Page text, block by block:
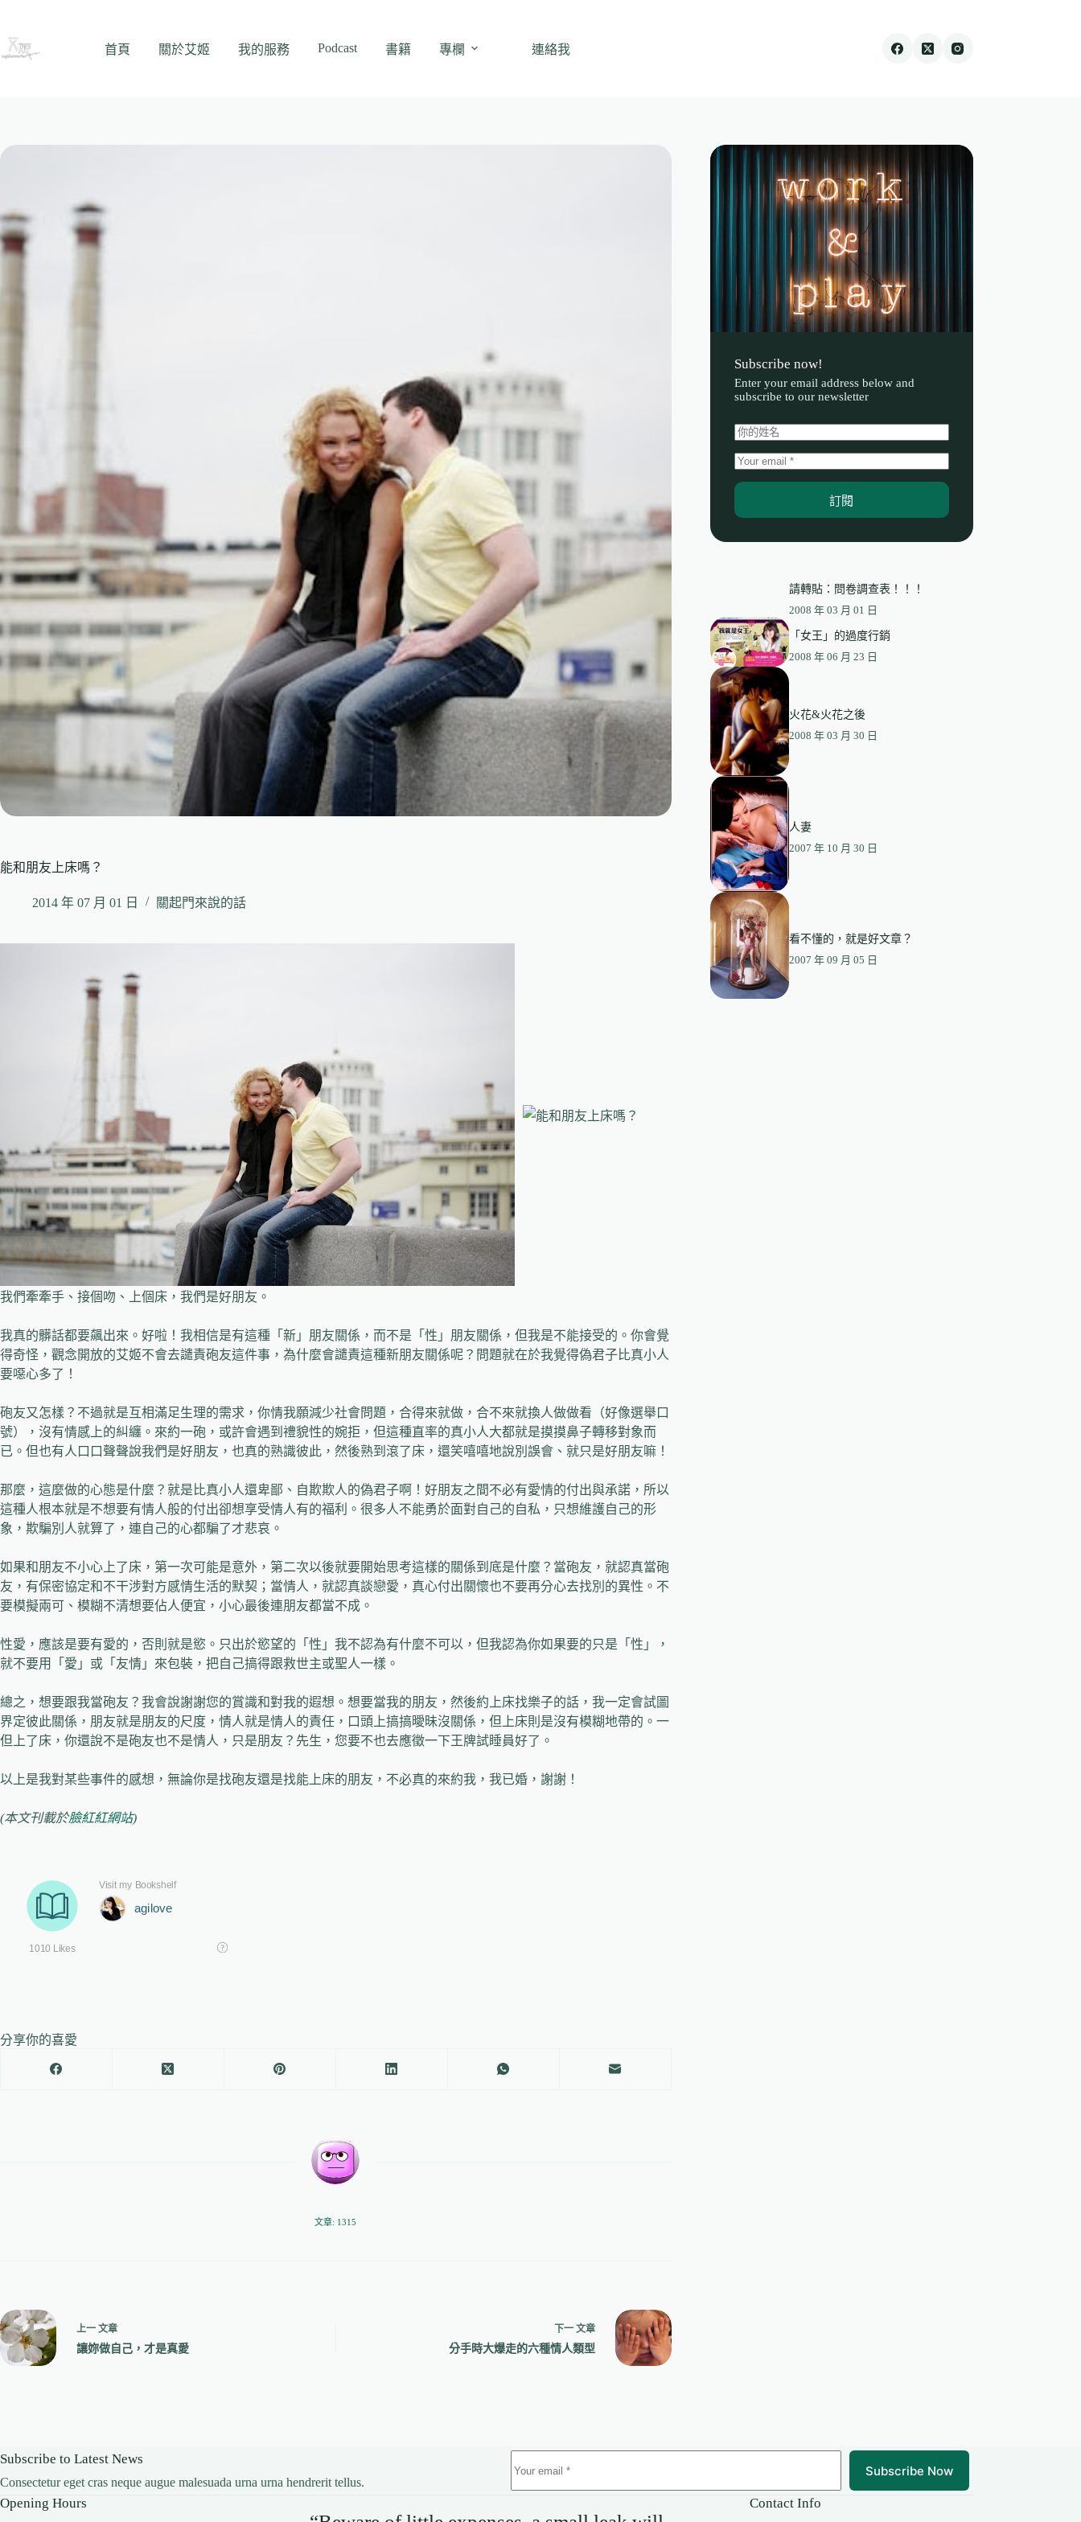
主
首頁 關於艾姬 我的服務 Podcast 書籍 專欄 連絡我
能和朋友上床嗎？
2014 年 07 月 01 日 關起門來說的話
我們牽牽手、接個吻、上個床，我們是好朋友。
我真的髒話都要飆出來。好啦！我相信是有這種「新」朋友關係，而不是「性」朋友關係，但我是不能接受的。你會覺
得奇怪，觀念開放的艾姬不會去譴責砲友這件事，為什麼會譴責這種新朋友關係呢？問題就在於我覺得偽君子比真小人
要噁心多了！
砲友又怎樣？不過就是互相滿足生理的需求，你情我願減少社會問題，合得來就做，合不來就換人做做看（好像選舉口
號），沒有情感上的糾纏。來約一砲，或許會遇到禮貌性的婉拒，但這種直率的真小人大都就是摸摸鼻子轉移對象而
已。但也有人口口聲聲說我們是好朋友，也真的熟識彼此，然後熟到滾了床，還笑嘻嘻地說別誤會、就只是好朋友嘛！
那麼，這麼做的心態是什麼？就是比真小人還卑鄙、自欺欺人的偽君子啊！好朋友之間不必有愛情的付出與承諾，所以
這種人根本就是不想要有情人般的付出卻想享受情人有的福利。很多人不能勇於面對自己的自私，只想維護自己的形
象，欺騙別人就算了，連自己的心都騙了才悲哀。
如果和朋友不小心上了床，第一次可能是意外，第二次以後就要開始思考這樣的關係到底是什麼？當砲友，就認真當砲
友，有保密協定和不干涉對方感情生活的默契；當情人，就認真談戀愛，真心付出關懷也不要再分心去找別的異性。不
要模擬兩可、模糊不清想要佔人便宜，小心最後連朋友都當不成。
性愛，應該是要有愛的，否則就是慾。只出於慾望的「性」我不認為有什麼不可以，但我認為你如果要的只是「性」，
就不要用「愛」或「友情」來包裝，把自己搞得跟救世主或聖人一樣。
總之，想要跟我當砲友？我會說謝謝您的賞識和對我的遐想。想要當我的朋友，然後約上床找樂子的話，我一定會試圖
界定彼此關係，朋友就是朋友的尺度，情人就是情人的責任，口頭上搞搞曖昧沒關係，但上床則是沒有模糊地帶的。一
但上了床，你還說不是砲友也不是情人，只是朋友？先生，您要不也去應徵一下王牌試睡員好了。
以上是我對某些事件的感想，無論你是找砲友還是找能上床的朋友，不必真的來約我，我已婚，謝謝！
(本文刊載於臉紅紅網站)
分享你的喜愛
文章: 1315
上一 文章
讓妳做自己，才是真愛
下一 文章
分手時大爆走的六種情人類型
Subscribe now!
Enter your email address below and
subscribe to our newsletter
訂閱
請轉貼：問卷調查表！！！
2008 年 03 月 01 日
「女王」的過度行銷
2008 年 06 月 23 日
火花&火花之後
2008 年 03 月 30 日
人妻
2007 年 10 月 30 日
看不懂的，就是好文章？
2007 年 09 月 05 日
Subscribe to Latest News
Consectetur eget cras neque augue malesuada urna urna hendrerit tellus.
Subscribe Now
Opening Hours Contact Info